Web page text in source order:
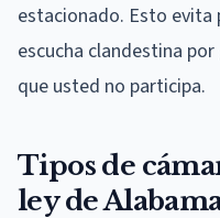
estacionado. Esto
escucha clandestina
que usted no participa.
Tipos de
ley de